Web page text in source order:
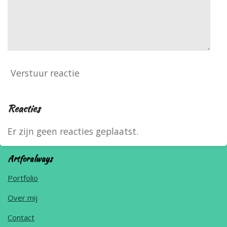
Verstuur reactie
Reacties
Er zijn geen reacties geplaatst.
Artforalways
Portfolio
Over mij
Contact